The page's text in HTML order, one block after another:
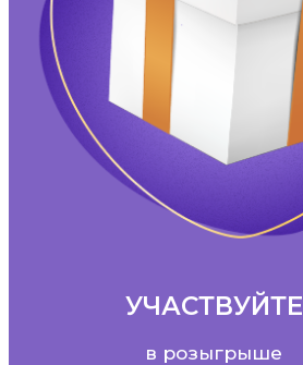
УЧАСТВУЙТЕ
в розыгрыше